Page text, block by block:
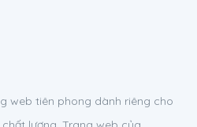
web tiên phong dành riêng cho